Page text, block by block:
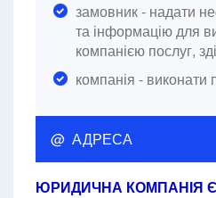
замовник - надати
та інформацію для
компанією послуг,
компанія - виконати
@ АДРЕСА
ЮРИДИЧНА КОМПАНІЯ